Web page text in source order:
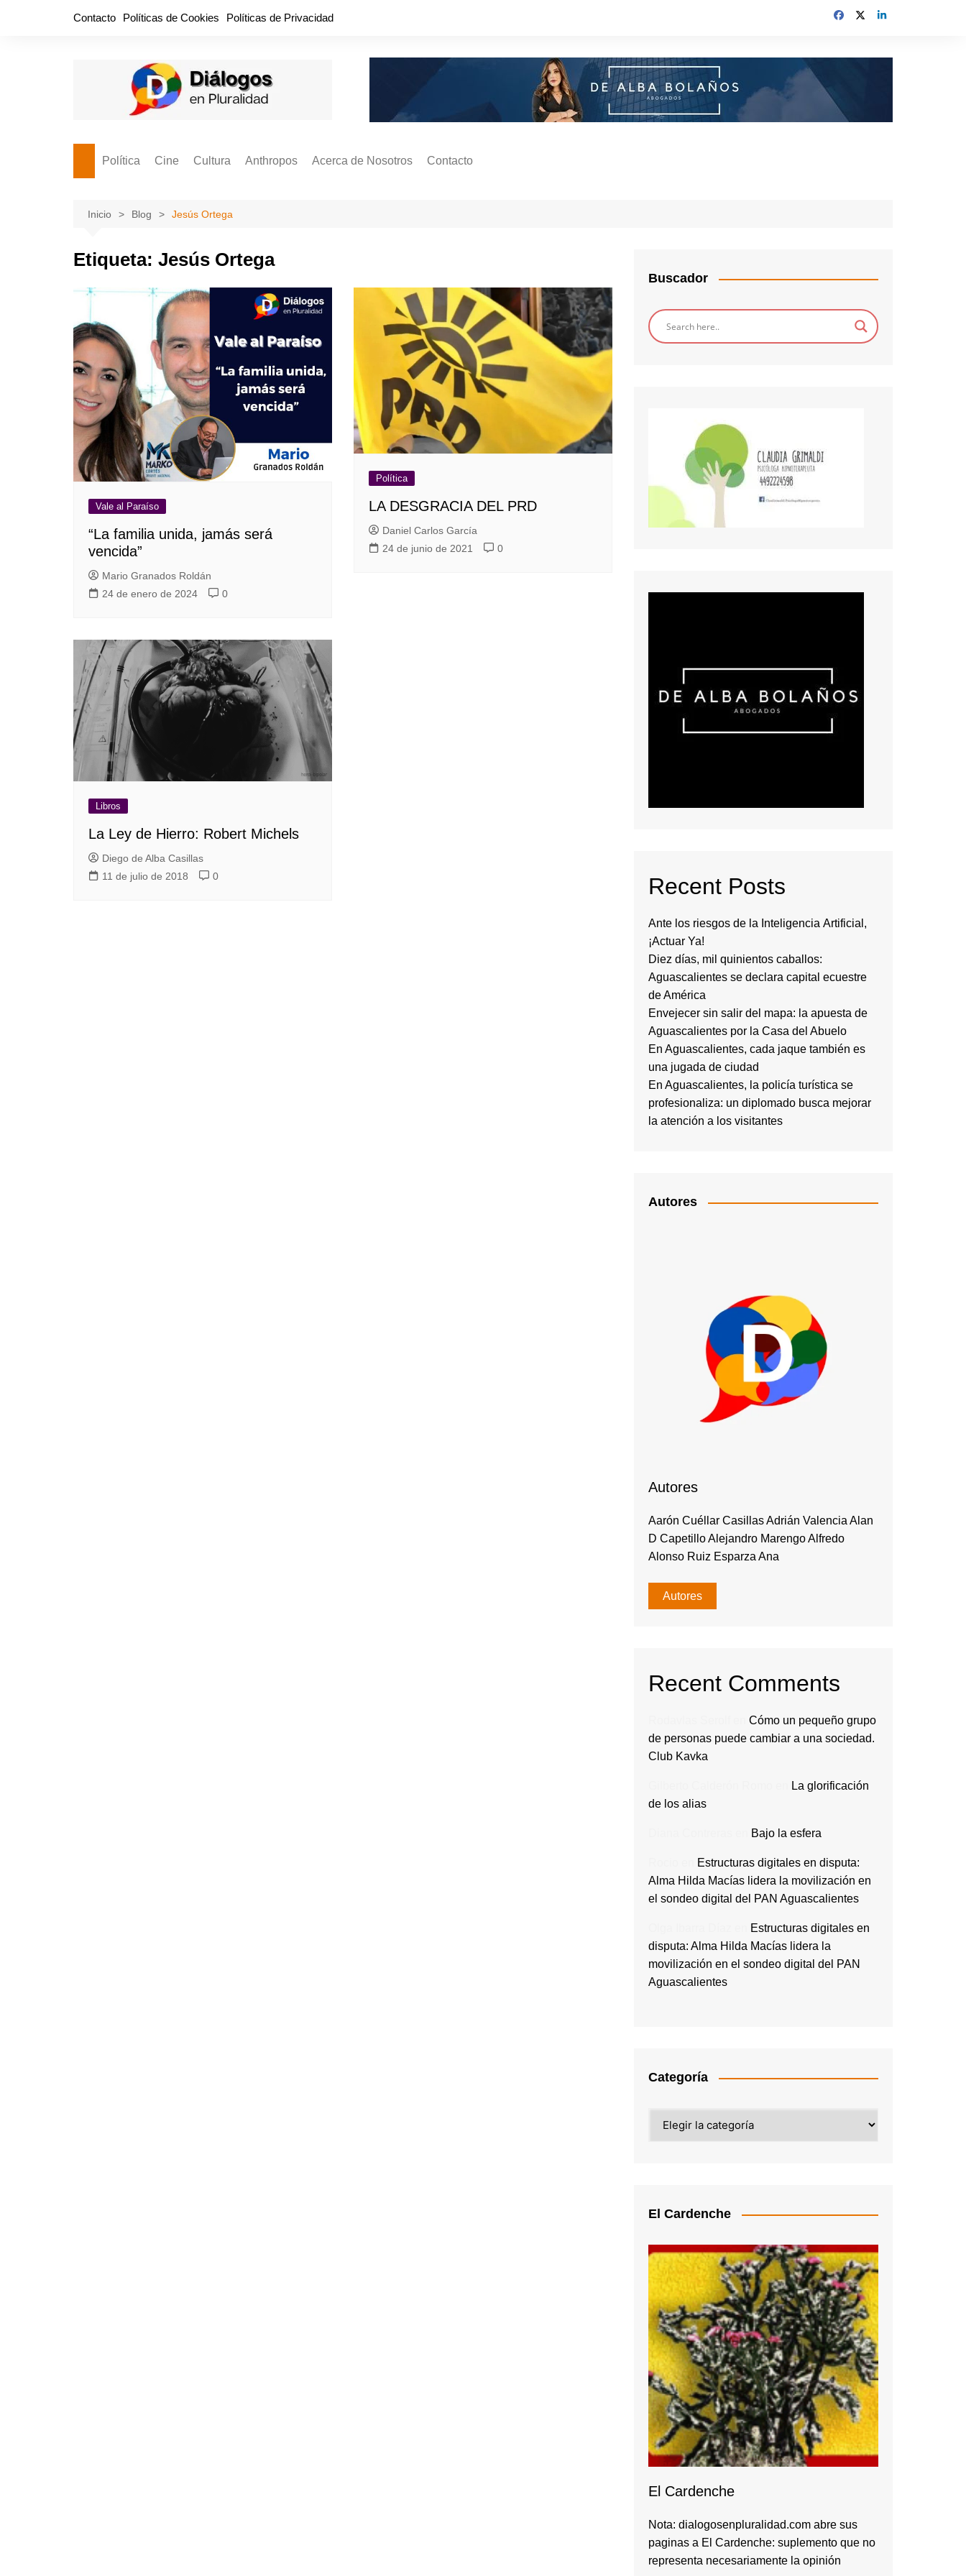
Contacto Políticas de Cookies Políticas de Privacidad
Política
Cabos Sueltos
Disruptor
Espacio Ciudadano
El Cardenche
Guerra de Encuestas
Línea Dura
Sin rodeos
Valor Público
Cine
FILMOGRAFÍAS
Cultura
Crónica
Libros
Valor Público
Poesía
Anthropos
Estadística
Hemeródromo
Ideas Políticas
La vida Breve
Líderes inspiradores
Pedagogía Jurídica
REFLEXIONES
Ya regresé
Acerca de Nosotros Contacto
Inicio Blog Jesús Ortega
Etiqueta: Jesús Ortega
Vale al Paraíso
“La familia unida, jamás será
vencida”
Mario Granados Roldán
24 de enero de 2024
0
Política
LA DESGRACIA DEL PRD
Daniel Carlos García
24 de junio de 2021
0
Libros
La Ley de Hierro: Robert Michels
Diego de Alba Casillas
11 de julio de 2018
0
Buscador
Recent Posts
Ante los riesgos de la Inteligencia Artificial,
¡Actuar Ya!
Diez días, mil quinientos caballos:
Aguascalientes se declara capital ecuestre
de América
Envejecer sin salir del mapa: la apuesta de
Aguascalientes por la Casa del Abuelo
En Aguascalientes, cada jaque también es
una jugada de ciudad
En Aguascalientes, la policía turística se
profesionaliza: un diplomado busca mejorar
la atención a los visitantes
Autores
Autores
Aarón Cuéllar Casillas Adrián Valencia Alan
D Capetillo Alejandro Marengo Alfredo
Alonso Ruiz Esparza Ana
Autores
Recent Comments
Cómo un pequeño grupo
de personas puede cambiar a una sociedad.
Club Kavka
La glorificación
de los alias
Bajo la esfera
Estructuras digitales en disputa:
Alma Hilda Macías lidera la movilización en
el sondeo digital del PAN Aguascalientes
Estructuras digitales en
disputa: Alma Hilda Macías lidera la
movilización en el sondeo digital del PAN
Aguascalientes
Categoría
El Cardenche
El Cardenche
Nota: dialogosenpluralidad.com abre sus
paginas a El Cardenche: suplemento que no
representa necesariamente la opinión